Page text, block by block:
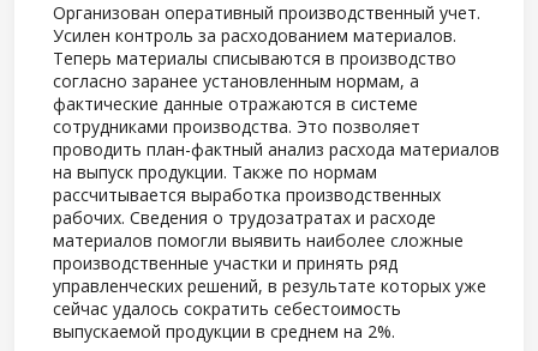
Организован оперативный производственный учет.
Усилен контроль за расходованием материалов.
Теперь материалы списываются в производство
согласно заранее установленным нормам, а
фактические данные отражаются в системе
сотрудниками производства. Это позволяет
проводить план-фактный анализ расхода материалов
на выпуск продукции. Также по нормам
рассчитывается выработка производственных
рабочих. Сведения о трудозатратах и расходе
материалов помогли выявить наиболее сложные
производственные участки и принять ряд
управленческих решений, в результате которых уже
сейчас удалось сократить себестоимость
выпускаемой продукции в среднем на 2%.